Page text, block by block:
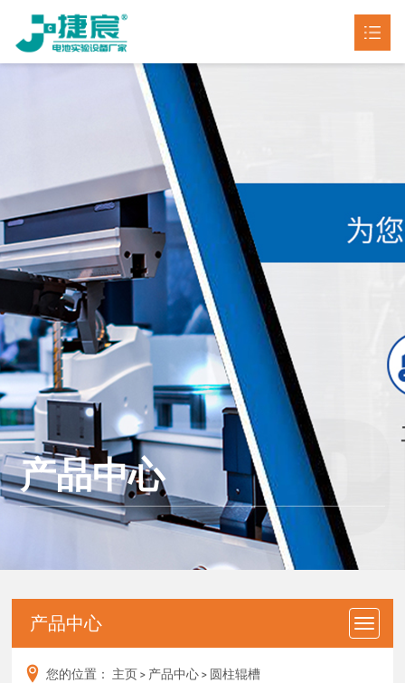
新闻动态
关于我们
联系我们
产品中心
产品中心
您的位置： 主页> 产品中心> 圆柱辊槽